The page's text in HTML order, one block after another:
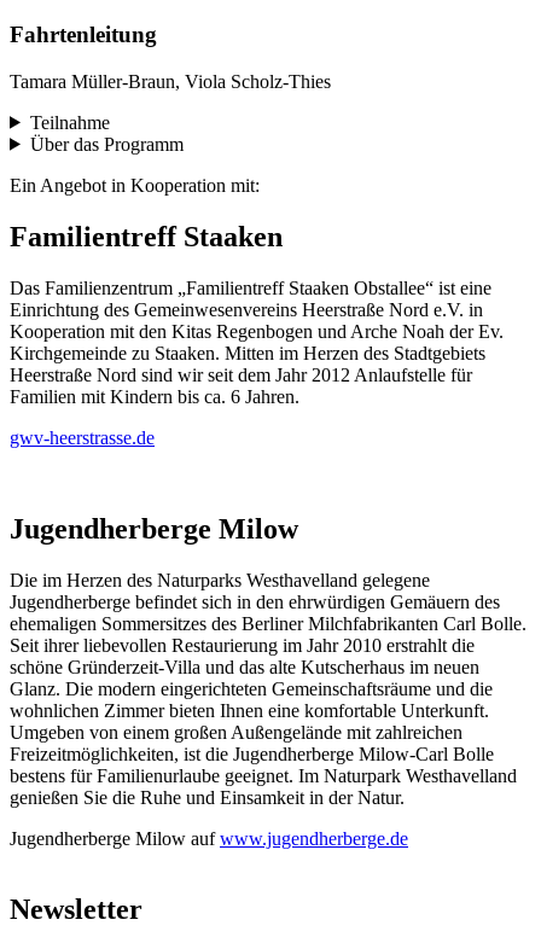
Fahrtenleitung
Tamara Müller-Braun, Viola Scholz-Thies
Teilnahme
Über das Programm
Ein Angebot in Kooperation mit:
Familientreff Staaken
Das Familienzentrum „Familientreff Staaken Obstallee“ ist eine
Einrichtung des Gemeinwesenvereins Heerstraße Nord e.V. in
Kooperation mit den Kitas Regenbogen und Arche Noah der Ev.
Kirchgemeinde zu Staaken. Mitten im Herzen des Stadtgebiets
Heerstraße Nord sind wir seit dem Jahr 2012 Anlaufstelle für
Familien mit Kindern bis ca. 6 Jahren.
gwv-heerstrasse.de
Jugendherberge Milow
Die im Herzen des Naturparks Westhavelland gelegene
Jugendherberge befindet sich in den ehrwürdigen Gemäuern des
ehemaligen Sommersitzes des Berliner Milchfabrikanten Carl Bolle.
Seit ihrer liebevollen Restaurierung im Jahr 2010 erstrahlt die
schöne Gründerzeit-Villa und das alte Kutscherhaus im neuen
Glanz. Die modern eingerichteten Gemeinschaftsräume und die
wohnlichen Zimmer bieten Ihnen eine komfortable Unterkunft.
Umgeben von einem großen Außengelände mit zahlreichen
Freizeitmöglichkeiten, ist die Jugendherberge Milow-Carl Bolle
bestens für Familienurlaube geeignet. Im Naturpark Westhavelland
genießen Sie die Ruhe und Einsamkeit in der Natur.
Jugendherberge Milow aufwww.jugendherberge.de
Newsletter